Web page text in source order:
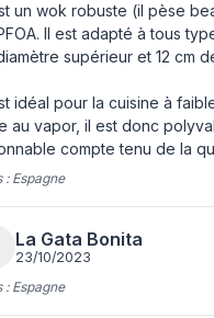
un wok robuste (il pèse
Il est adapté à tous
supérieur et 12 cm
idéal pour la cuisine à
au vapor, il est donc
compte tenu de la
: Espagne
La Gata Bonita
23/10/2023
: Espagne